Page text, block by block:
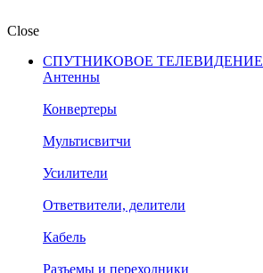
Close
СПУТНИКОВОЕ ТЕЛЕВИДЕНИЕ
Антенны
Конвертеры
Мультисвитчи
Усилители
Ответвители, делители
Кабель
Разъемы и переходники